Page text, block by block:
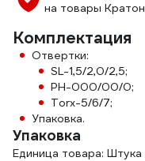
на товары Кратон
Комплектация
Отвертки:
SL-1,5/2,0/2,5;
PH-000/00/0;
Torx-5/6/7;
Упаковка.
Упаковка
Единица товара: Штука